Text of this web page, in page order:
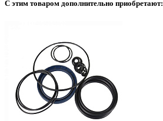
C этим товаром дополнительно приобретают: